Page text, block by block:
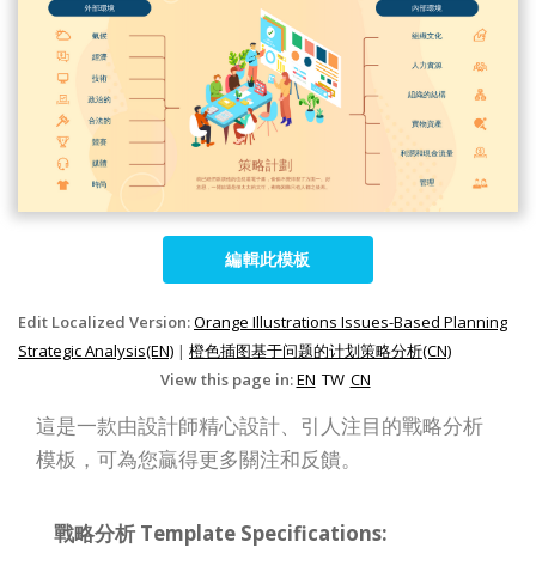
編輯此模板
Edit Localized Version:Orange Illustrations Issues-Based Planning
Strategic Analysis(EN) | 橙色插图基于问题的计划策略分析(CN)
View this page in:EN TW CN
這是一款由設計師精心設計、引人注目的戰略分析
模板，可為您贏得更多關注和反饋。
戰略分析 Template Specifications: